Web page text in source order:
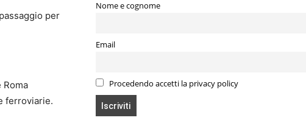
per
Roma
ferroviarie.
Nome e cognome
Email
Procedendo accetti la privacy policy